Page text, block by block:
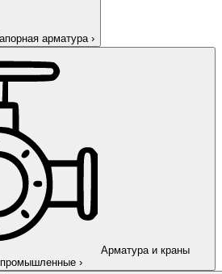
арматура ›
Арматура и краны
промышленные ›